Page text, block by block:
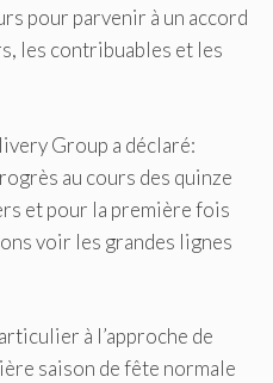
pour parvenir à un accord
les contribuables et les
Group a déclaré:
au cours des quinze
et pour la première fois
voir les grandes lignes
à l’approche de
saison de fête normale